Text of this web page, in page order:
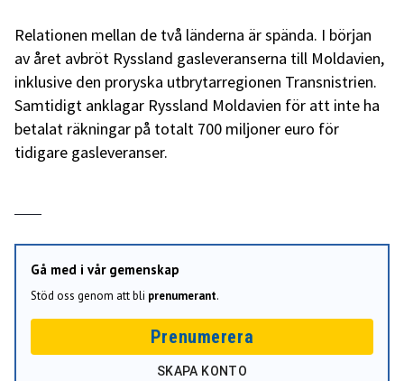
Relationen mellan de två länderna är spända. I början
av året avbröt Ryssland gasleveranserna till Moldavien,
inklusive den proryska utbrytarregionen Transnistrien.
Samtidigt anklagar Ryssland Moldavien för att inte ha
betalat räkningar på totalt 700 miljoner euro för
tidigare gasleveranser.
Gå med i vår gemenskap
Stöd oss genom att bli prenumerant.
Prenumerera
SKAPA KONTO